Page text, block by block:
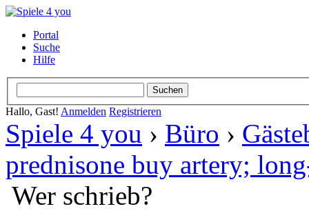
Portal
Suche
Hilfe
Hallo, Gast! Anmelden Registrieren
Spiele 4 you › Büro ›
prednisone buy artery;
Wer schrieb?